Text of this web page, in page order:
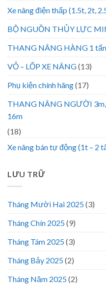
Xe nâng điện thấp (1.5t, 2t,
BỘ NGUỒN THỦY LỰC
THANG NÂNG HÀNG 1
VỎ – LỐP XE NÂNG(13)
Phụ kiện chính hãng(17)
THANG NÂNG NGƯỜI 3m,
16m
(18)
Xe nâng bán tự động (1t – 2
LƯU TRỮ
Tháng Mười Hai 2025(3)
Tháng Chín 2025(9)
Tháng Tám 2025(3)
Tháng Bảy 2025(2)
Tháng Năm 2025(2)